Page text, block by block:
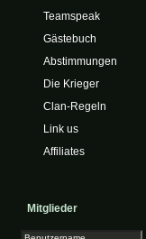
Teamspeak
Gästebuch
Abstimmungen
Die Krieger
Clan-Regeln
Link us
Affiliates
Mitglieder